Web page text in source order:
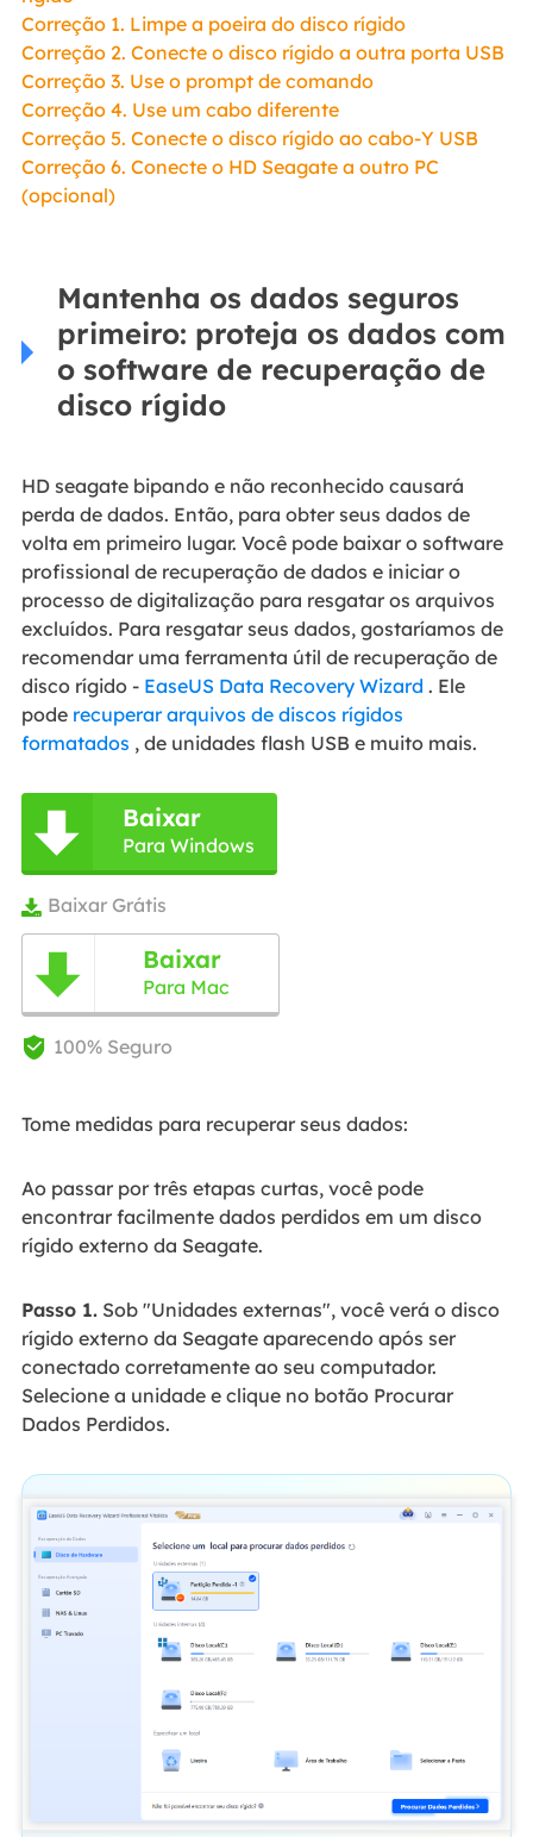
Correção 1. Limpe a poeira do disco rígido
Correção 2. Conecte o disco rígido a outra porta USB
Correção 3. Use o prompt de comando
Correção 4. Use um cabo diferente
Correção 5. Conecte o disco rígido ao cabo-Y USB
Correção 6. Conecte o HD Seagate a outro PC
(opcional)
Mantenha os dados seguros
primeiro: proteja os dados com
o software de recuperação de
disco rígido
HD seagate bipando e não reconhecido causará
perda de dados. Então, para obter seus dados de
volta em primeiro lugar. Você pode baixar o software
profissional de recuperação de dados e iniciar o
processo de digitalização para resgatar os arquivos
excluídos. Para resgatar seus dados, gostaríamos de
recomendar uma ferramenta útil de recuperação de
disco rígido - EaseUS Data Recovery Wizard . Ele
pode recuperar arquivos de discos rígidos
formatados , de unidades flash USB e muito mais.
 Baixar
Para Windows
 Baixar Grátis
 Baixar
Para Mac
 100% Seguro
Tome medidas para recuperar seus dados:
Ao passar por três etapas curtas, você pode
encontrar facilmente dados perdidos em um disco
rígido externo da Seagate.
Passo 1.Sob "Unidades externas", você verá o disco
rígido externo da Seagate aparecendo após ser
conectado corretamente ao seu computador.
Selecione a unidade e clique no botão Procurar
Dados Perdidos.